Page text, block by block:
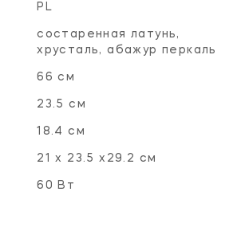
PL
состаренная латунь,
хрусталь, абажур перкаль
66 см
23.5 см
18.4 см
21 х 23.5 х29.2 см
60 Вт